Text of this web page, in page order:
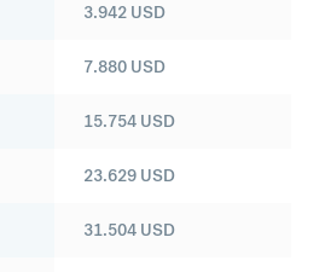
3.942 USD
7.880 USD
15.754 USD
23.629 USD
31.504 USD